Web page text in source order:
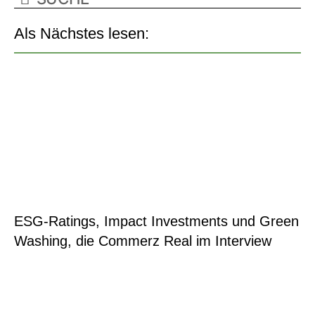
Als Nächstes lesen:
ESG-Ratings, Impact Investments und Green
Washing, die Commerz Real im Interview